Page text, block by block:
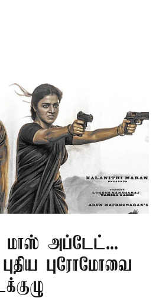
மாஸ் அப்டேட்...
புதிய புரோமோவை